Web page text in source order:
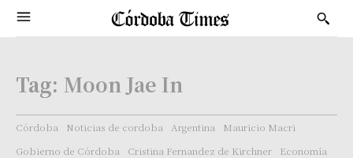
Tag: Moon Jae In
Córdoba Noticias de cordoba Argentina
Mauricio Macri
Gobierno de Córdoba
Cristina Fernandez de Kirchner
Economía